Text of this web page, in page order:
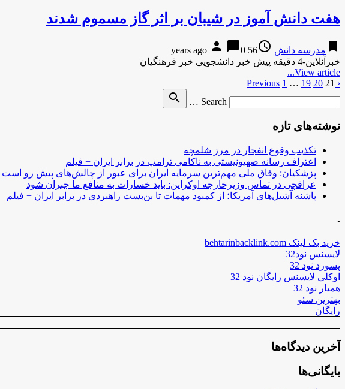
هفت دانش آموز در شیبان بر اثر گاز مسموم شدند
bookmark مدرسه دانش access_time
56 years ago
person chat_bubble0
خبرآنلاین-4 دقیقه پیش خبر دانشجویی خبر فرهنگیان
View article...
صفحه‌بندی‹ Previous
1 … 19 20 21
Search …
search
نوشته‌های تازه
تکذیب وقوع انفجار در مرز شلمچه
اعتراف رسانه صهیونیستی به ناکامی ترامپ در برابر ایران + فیلم
پزشکیان: وفاق ملی مهم‌ترین سرمایه ایران برای عبور از چالش‌های پیش رو است
عراقچی در تماس وزیرخارجه اوکراین: باید خسارات به منافع ما جبران شود
پاشنه آشیل‌های آمریکا؛ از کمبود مهمات تا بن‌بست راهبردی در برابر ایران + فیلم
.
خرید بک لینک behtarinbacklink.com
لایسنس نود32
پسورد نود 32
اوکلی لایسنس رایگان نود 32
همیار نود 32
بهترین سئو
رایگان
آخرین دیدگاه‌ها
بایگانی‌ها